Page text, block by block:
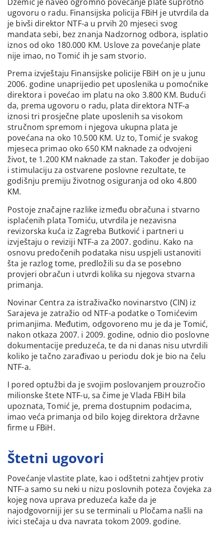
ugovoru o radu. Finansijska policija FBiH je utvrdila da
je bivši direktor NTF-a u prvih 20 mjeseci svog
mandata sebi, bez znanja Nadzornog odbora, isplatio
iznos od oko 180.000 KM. Uslove za povećanje plate
nije imao, no Tomić ih je sam stvorio.
Prema izvještaju Finansijske policije FBiH on je u junu
2006. godine unaprijedio pet uposlenika u pomoćnike
direktora i povećao im platu na oko 3.800 KM. Budući
da, prema ugovoru o radu, plata direktora NTF-a
iznosi tri prosječne plate uposlenih sa visokom
stručnom spremom i njegova ukupna plata je
povećana na oko 10.500 KM. Uz to, Tomić je svakog
mjeseca primao oko 650 KM naknade za odvojeni
život, te 1.200 KM naknade za stan. Također je dobijao
i stimulaciju za ostvarene poslovne rezultate, te
godišnju premiju životnog osiguranja od oko 4.800
KM.
Postoje značajne razlike između obračuna i stvarno
isplaćenih plata Tomiću, utvrdila je nezavisna
revizorska kuća iz Zagreba Butković i partneri u
izvještaju o reviziji NTF-a za 2007. godinu. Kako na
osnovu predočenih podataka nisu uspjeli ustanoviti
šta je razlog tome, predložili su da se posebno
provjeri obračun i utvrdi kolika su njegova stvarna
primanja.
Novinar Centra za istraživačko novinarstvo (CIN) iz
Sarajeva je zatražio od NTF-a podatke o Tomićevim
primanjima. Međutim, odgovoreno mu je da je Tomić,
nakon otkaza 2007. i 2009. godine, odnio dio poslovne
dokumentacije preduzeća, te da ni danas nisu utvrdili
koliko je tačno zarađivao u periodu dok je bio na čelu
NTF-a.
I pored optužbi da je svojim poslovanjem prouzročio
milionske štete NTF-u, sa čime je Vlada FBiH bila
upoznata, Tomić je, prema dostupnim podacima,
imao veća primanja od bilo kojeg direktora državne
firme u FBiH.
Štetni ugovori
Povećanje vlastite plate, kao i odštetni zahtjev protiv
NTF-a samo su neki u nizu poslovnih poteza čovjeka za
kojeg nova uprava preduzeća kaže da je
najodgovorniji jer su se terminali u Pločama našli na
ivici stečaja u dva navrata tokom 2009. godine.